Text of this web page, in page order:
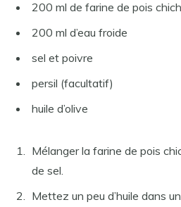
200 ml de farine de pois
200 ml d’eau froide
sel et poivre
persil (facultatif)
huile d’olive
Mélanger la farine de pois
de sel.
Mettez un peu d’huile dans